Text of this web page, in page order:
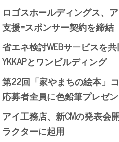
ロゴスホールディングス、
支援=スポンサー契約を締結
省エネ検討WEBサービスを
YKKAPとワンビルディング
第22回「家やまちの絵本」
応募者全員に色鉛筆プレゼ
アイ工務店、新CMの発表会
ラクターに起用